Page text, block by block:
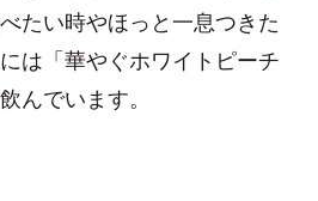
たい時やほっと一息つきた
は「華やぐホワイトピーチ
んでいます。